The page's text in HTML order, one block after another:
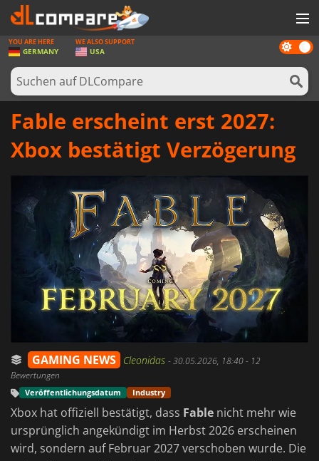
SPIELE
SPIEL KARTEN
SOFTWARE
NACHRICHTEN
ANMELDEN ODER REGISTRIEREN
Dark
mode
YOU ARE HERE
GERMANY
WE ALSO SUPPORT
USA
Fable erscheint erst 2027:
Xbox bestätigt Verzögerung
GAMING NEWS Cleonidas -30.05.2026, 18:40- 12
Bewertungen
Veröffentlichungsdatum Industry
Xbox hat offiziell bestätigt, dass Fable nicht mehr wie
ursprünglich angekündigt im Herbst 2026 erscheinen
wird, sondern auf Februar 2027 verschoben wurde. Die